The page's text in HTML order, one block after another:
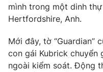
Thị trường 24h
VTV4
mình trong một dinh
Hertfordshire, Anh.
Mới đây, tờ “Guardian”
con gái Kubrick
ngoài kiểm soát. Động